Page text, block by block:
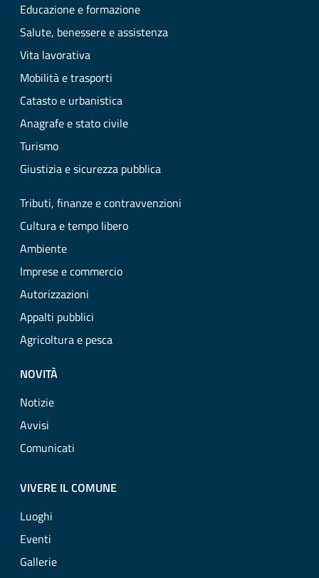
Educazione e formazione
Salute, benessere e assistenza
Vita lavorativa
Mobilità e trasporti
Catasto e urbanistica
Anagrafe e stato civile
Turismo
Giustizia e sicurezza pubblica
Tributi, finanze e contravvenzioni
Cultura e tempo libero
Ambiente
Imprese e commercio
Autorizzazioni
Appalti pubblici
Agricoltura e pesca
NOVITÀ
Notizie
Avvisi
Comunicati
VIVERE IL COMUNE
Luoghi
Eventi
Gallerie